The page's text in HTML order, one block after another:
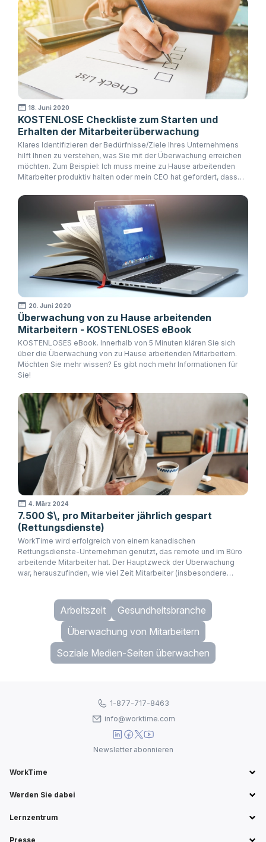
18. Juni 2020
KOSTENLOSE Checkliste zum Starten und
Erhalten der Mitarbeiterüberwachung
Klares Identifizieren der Bedürfnisse/Ziele Ihres Unternehmens
hilft Ihnen zu verstehen, was Sie mit der Überwachung erreichen
möchten. Zum Beispiel: Ich muss meine zu Hause arbeitenden
Mitarbeiter produktiv halten oder mein CEO hat gefordert, dass
aufbauen.
20. Juni 2020
Überwachung von zu Hause arbeitenden
Mitarbeitern - KOSTENLOSES eBook
KOSTENLOSES eBook. Innerhalb von 5 Minuten klären Sie sich
über die Überwachung von zu Hause arbeitenden Mitarbeitern.
Möchten Sie mehr wissen? Es gibt noch mehr Informationen für
Sie!
4. März 2024
7.500 $\, pro Mitarbeiter jährlich gespart
(Rettungsdienste)
WorkTime wird erfolgreich von einem kanadischen
Rettungsdienste-Unternehmen genutzt, das remote und im Büro
arbeitende Mitarbeiter hat. Der Hauptzweck der Überwachung
war, herauszufinden, wie viel Zeit Mitarbeiter (insbesondere
Arbeitszeit
Gesundheitsbranche
Überwachung von Mitarbeitern
Soziale Medien-Seiten überwachen
WorkTime
Werden Sie dabei
Lernzentrum
Presse
1-877-717-8463
info@worktime.com
Newsletter abonnieren